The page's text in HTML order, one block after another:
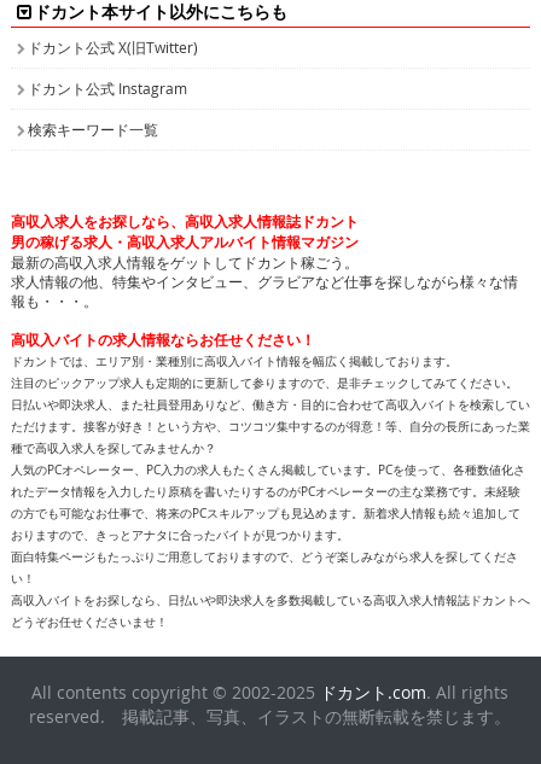
ドカント本サイト以外にこちらも
ドカント公式 X(旧Twitter)
ドカント公式 Instagram
検索キーワード一覧
高収入求人をお探しなら、高収入求人情報誌ドカント
男の稼げる求人・高収入求人アルバイト情報マガジン
最新の高収入求人情報をゲットしてドカント稼ごう。
求人情報の他、特集やインタビュー、グラビアなど仕事を探しながら様々な情
報も・・・。
高収入バイトの求人情報ならお任せください！
ドカントでは、エリア別・業種別に高収入バイト情報を幅広く掲載しております。
注目のピックアップ求人も定期的に更新して参りますので、是非チェックしてみてください。
日払いや即決求人、また社員登用ありなど、働き方・目的に合わせて高収入バイトを検索してい
ただけます。接客が好き！という方や、コツコツ集中するのが得意！等、自分の長所にあった業
種で高収入求人を探してみませんか？
人気のPCオペレーター、PC入力の求人もたくさん掲載しています。PCを使って、各種数値化さ
れたデータ情報を入力したり原稿を書いたりするのがPCオペレーターの主な業務です。未経験
の方でも可能なお仕事で、将来のPCスキルアップも見込めます。新着求人情報も続々追加して
おりますので、きっとアナタに合ったバイトが見つかります。
面白特集ページもたっぷりご用意しておりますので、どうぞ楽しみながら求人を探してくださ
い！
高収入バイトをお探しなら、日払いや即決求人を多数掲載している高収入求人情報誌ドカントへ
どうぞお任せくださいませ！
All contents copyright © 2002-2025 ドカント.com. All rights
reserved. 掲載記事、写真、イラストの無断転載を禁じます。